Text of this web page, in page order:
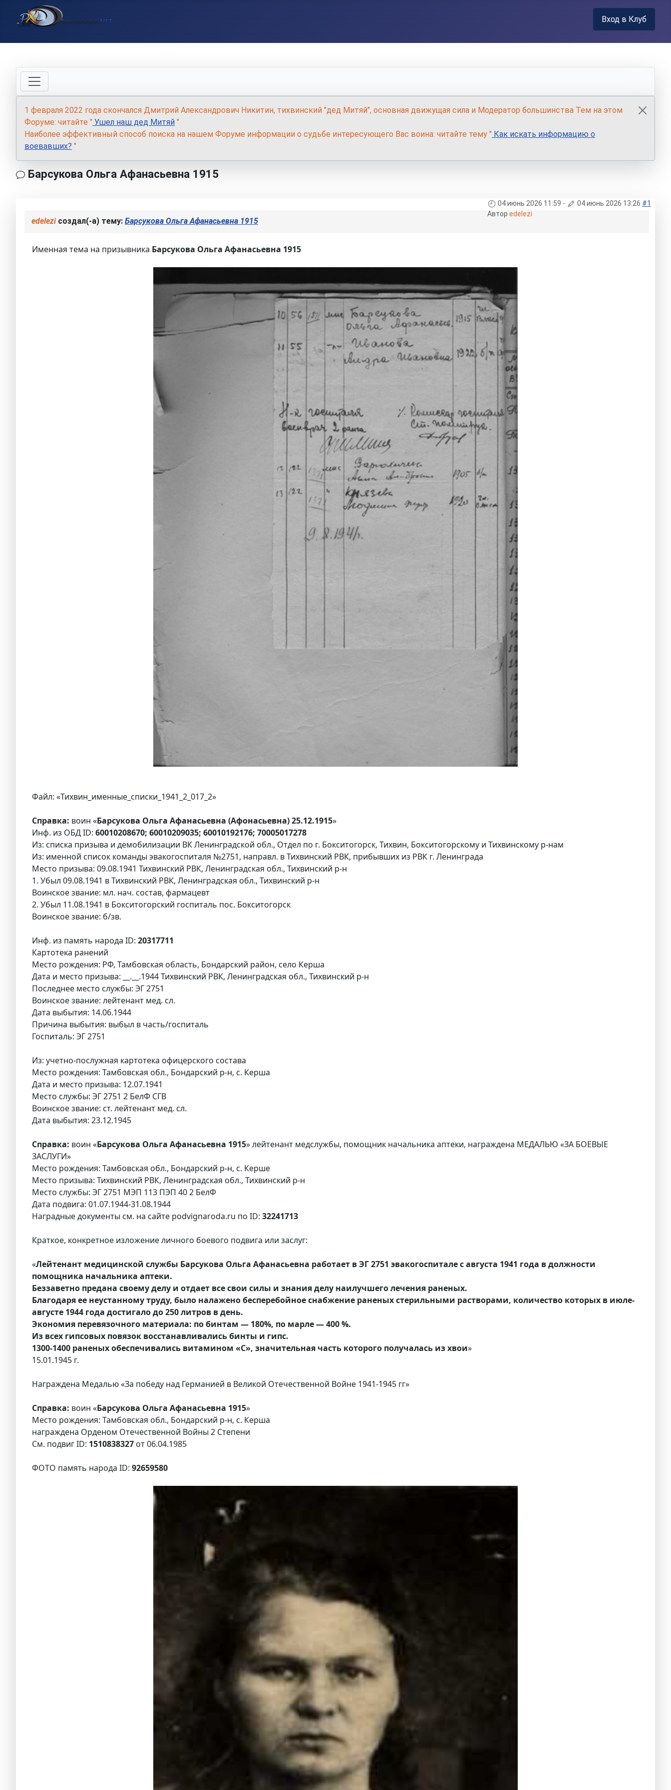
Вход в Клуб
1 февраля 2022 года скончался Дмитрий Александрович Никитин, тихвинский "дед Митяй", основная движущая сила и Модератор большинства Тем на этом
Форуме: читайте " Ушел наш дед Митяй "
Наиболее эффективный способ поиска на нашем Форуме информации о судьбе интересующего Вас воина: читайте тему " Как искать информацию о
воевавших? "
Барсукова Ольга Афанасьевна 1915
04 июнь 2026 11:59 - 04 июнь 2026 13:26 #1
Автор edelezi
edeleziсоздал(-а) тему: Барсукова Ольга Афанасьевна 1915
Именная тема на призывника Барсукова Ольга Афанасьевна 1915
Файл: «Тихвин_именные_списки_1941_2_017_2»
Справка: воин «Барсукова Ольга Афанасьевна (Афонасьевна) 25.12.1915»
Инф. из ОБД ID: 60010208670; 60010209035; 60010192176; 70005017278
Из: списка призыва и демобилизации ВК Ленинградской обл., Отдел по г. Бокситогорск, Тихвин, Бокситогорскому и Тихвинскому р-нам
Из: именной список команды эвакогоспиталя №2751, направл. в Тихвинский РВК, прибывших из РВК г. Ленинграда
Место призыва: 09.08.1941 Тихвинский РВК, Ленинградская обл., Тихвинский р-н
1. Убыл 09.08.1941 в Тихвинский РВК, Ленинградская обл., Тихвинский р-н
Воинское звание: мл. нач. состав, фармацевт
2. Убыл 11.08.1941 в Бокситогорский госпиталь пос. Бокситогорск
Воинское звание: б/зв.
Инф. из память народа ID: 20317711
Картотека ранений
Место рождения: РФ, Тамбовская область, Бондарский район, село Керша
Дата и место призыва: __.__.1944 Тихвинский РВК, Ленинградская обл., Тихвинский р-н
Последнее место службы: ЭГ 2751
Воинское звание: лейтенант мед. сл.
Дата выбытия: 14.06.1944
Причина выбытия: выбыл в часть/госпиталь
Госпиталь: ЭГ 2751
Из: учетно-послужная картотека офицерского состава
Место рождения: Тамбовская обл., Бондарский р-н, с. Керша
Дата и место призыва: 12.07.1941
Место службы: ЭГ 2751 2 БелФ СГВ
Воинское звание: ст. лейтенант мед. сл.
Дата выбытия: 23.12.1945
Справка: воин «Барсукова Ольга Афанасьевна 1915» лейтенант медслужбы, помощник начальника аптеки, награждена МЕДАЛЬЮ «ЗА БОЕВЫЕ
ЗАСЛУГИ»
Место рождения: Тамбовская обл., Бондарский р-н, с. Керше
Место призыва: Тихвинский РВК, Ленинградская обл., Тихвинский р-н
Место службы: ЭГ 2751 МЭП 113 ПЭП 40 2 БелФ
Дата подвига: 01.07.1944-31.08.1944
Наградные документы см. на сайте podvignaroda.ru по ID: 32241713
Краткое, конкретное изложение личного боевого подвига или заслуг:
«Лейтенант медицинской службы Барсукова Ольга Афанасьевна работает в ЭГ 2751 эвакогоспитале с августа 1941 года в должности
помощника начальника аптеки.
Беззаветно предана своему делу и отдает все свои силы и знания делу наилучшего лечения раненых.
Благодаря ее неустанному труду, было налажено бесперебойное снабжение раненых стерильными растворами, количество которых в июле-
августе 1944 года достигало до 250 литров в день.
Экономия перевязочного материала: по бинтам — 180%, по марле — 400 %.
Из всех гипсовых повязок восстанавливались бинты и гипс.
1300-1400 раненых обеспечивались витамином «С», значительная часть которого получалась из хвои»
15.01.1945 г.
Награждена Медалью «За победу над Германией в Великой Отечественной Войне 1941-1945 гг»
Справка: воин «Барсукова Ольга Афанасьевна 1915»
Место рождения: Тамбовская обл., Бондарский р-н, с. Керша
награждена Орденом Отечественной Войны 2 Степени
См. подвиг ID: 1510838327 от 06.04.1985
ФОТО память народа ID: 92659580